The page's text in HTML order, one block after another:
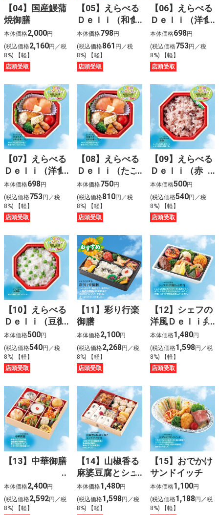
【04】国産鰻蒲
焼御膳
本体価格2,000円
(税込価格2,160円／税
8%) 【軽】
店頭受取
【05】えらべる
Ｄｅｌｉ（和食
銀鱈西京焼）
本体価格798円
(税込価格861 円／税
8%) 【軽】
店頭受取
【06】えらべる
Ｄｅｌｉ（洋食
ローストビー
フ）
本体価格698円
(税込価格753円／税
8%) 【軽】
店頭受取
【07】えらべる
Ｄｅｌｉ（洋食
スモークトラウ
トサーモン）
本体価格698円
(税込価格753円／税
8%) 【軽】
店頭受取
【08】えらべる
Ｄｅｌｉ（たこ
飯御飯）
本体価格750円
(税込価格810円／税
8%) 【軽】
店頭受取
【09】えらべる
Ｄｅｌｉ（赤
飯）
本体価格500円
(税込価格540円／税
8%) 【軽】
店頭受取
【10】えらべる
Ｄｅｌｉ（豆御
飯）
本体価格500円
(税込価格540円／税
8%) 【軽】
店頭受取
【11】彩り行楽
御膳
本体価格2,100円
(税込価格2,268円／税
8%) 【軽】
店頭受取
【12】シェフの
洋風Ｄｅｌｉ弁
当
本体価格1,480円
(税込価格1,598円／税
8%) 【軽】
店頭受取
【13】中華御膳
本体価格2,400円
(税込価格2,592円／税
8%) 【軽】
【14】山椒香る
麻婆豆腐とシュ
ウマイ弁当
本体価格1,480円
(税込価格1,598円／税
8%) 【軽】
【15】おでかけ
サンドイッチ
本体価格1,100円
(税込価格1,188円／税
8%) 【軽】